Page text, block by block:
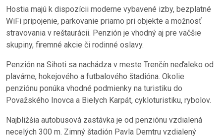
Hostia majú k dispozícii moderne vybavené izby, bezplatné
WiFi pripojenie, parkovanie priamo pri objekte a možnosť
stravovania v reštaurácii. Penzión je vhodný aj pre väčšie
skupiny, firemné akcie či rodinné oslavy.
Penzión na Sihoti sa nachádza v meste Trenčín neďaleko od
plavárne, hokejového a futbalového štadióna. Okolie
penziónu ponúka vhodné podmienky na turistiku do
Považského Inovca a Bielych Karpát, cykloturistiku, rybolov.
Najbližšia autobusová zastávka je od penziónu vzdialená
necelých 300 m. Zimný štadión Pavla Demtru vzdialený